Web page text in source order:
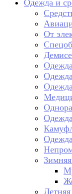
Одежда и
От